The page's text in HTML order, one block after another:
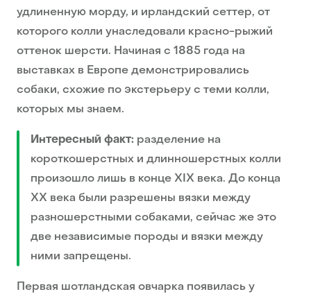
удлиненную морду, и ирландский сеттер, от
которого колли унаследовали красно-рыжий
оттенок шерсти. Начиная с 1885 года на
выставках в Европе демонстрировались
собаки, схожие по экстерьеру с теми колли,
которых мы знаем.
Интересный факт: разделение на
короткошерстных и длинношерстных колли
произошло лишь в конце XIX века. До конца
XX века были разрешены вязки между
разношерстными собаками, сейчас же это
две независимые породы и вязки между
ними запрещены.
Первая шотландская овчарка появилась у